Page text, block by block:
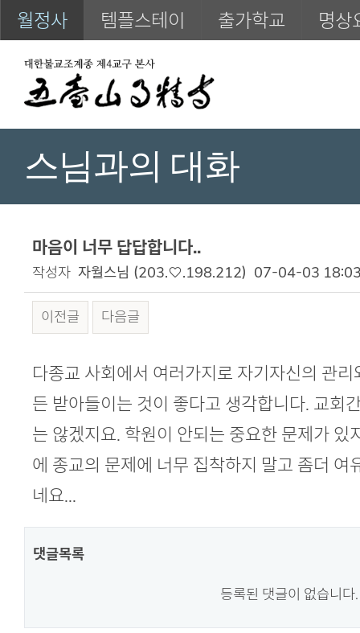
월정사 템플스테이 출가학교 명상
스님과의 대화
마음이 너무 답답합니다..
작성자 자월스님 (203.♡.198.212) 07-04-03
이전글 다음글
본문
다종교 사회에서 여러가지로 자기자신의 관
든 받아들이는 것이 좋다고 생각합니다. 교회
는 않겠지요. 학원이 안되는 중요한 문제가 있
에 종교의 문제에 너무 집착하지 말고 좀더 여
네요...
댓글목록
등록된 댓글이 없습니다.